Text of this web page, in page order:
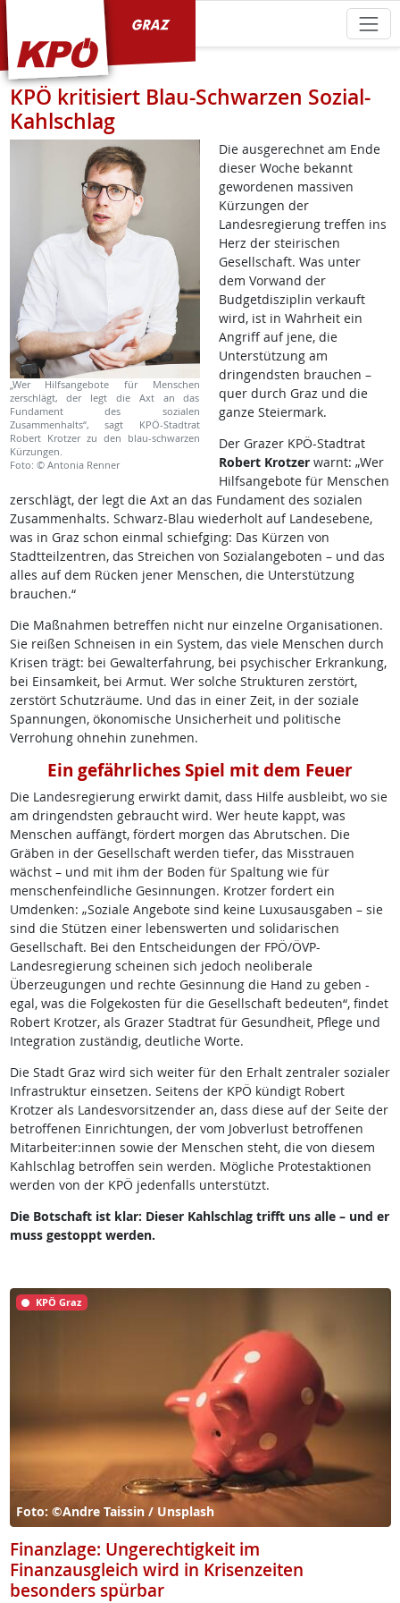
KPÖ kritisiert Blau-Schwarzen Sozial-
Kahlschlag
„Wer Hilfsangebote für Menschen
zerschlägt, der legt die Axt an das
Fundament des sozialen
Zusammenhalts“, sagt KPÖ-Stadtrat
Robert Krotzer zu den blau-schwarzen
Kürzungen.
Foto: © Antonia Renner
Die ausgerechnet am Ende
dieser Woche bekannt
gewordenen massiven
Kürzungen der
Landesregierung treffen ins
Herz der steirischen
Gesellschaft. Was unter
dem Vorwand der
Budgetdisziplin verkauft
wird, ist in Wahrheit ein
Angriff auf jene, die
Unterstützung am
dringendsten brauchen –
quer durch Graz und die
ganze Steiermark.
Der Grazer KPÖ-Stadtrat
Robert Krotzer warnt: „Wer
Hilfsangebote für Menschen
zerschlägt, der legt die Axt an das Fundament des sozialen
Zusammenhalts. Schwarz-Blau wiederholt auf Landesebene,
was in Graz schon einmal schiefging: Das Kürzen von
Stadtteilzentren, das Streichen von Sozialangeboten – und das
alles auf dem Rücken jener Menschen, die Unterstützung
brauchen.“
Die Maßnahmen betreffen nicht nur einzelne Organisationen.
Sie reißen Schneisen in ein System, das viele Menschen durch
Krisen trägt: bei Gewalterfahrung, bei psychischer Erkrankung,
bei Einsamkeit, bei Armut. Wer solche Strukturen zerstört,
zerstört Schutzräume. Und das in einer Zeit, in der soziale
Spannungen, ökonomische Unsicherheit und politische
Verrohung ohnehin zunehmen.
Ein gefährliches Spiel mit dem Feuer
Die Landesregierung erwirkt damit, dass Hilfe ausbleibt, wo sie
am dringendsten gebraucht wird. Wer heute kappt, was
Menschen auffängt, fördert morgen das Abrutschen. Die
Gräben in der Gesellschaft werden tiefer, das Misstrauen
wächst – und mit ihm der Boden für Spaltung wie für
menschenfeindliche Gesinnungen. Krotzer fordert ein
Umdenken: „Soziale Angebote sind keine Luxusausgaben – sie
sind die Stützen einer lebenswerten und solidarischen
Gesellschaft. Bei den Entscheidungen der FPÖ/ÖVP-
Landesregierung scheinen sich jedoch neoliberale
Überzeugungen und rechte Gesinnung die Hand zu geben -
egal, was die Folgekosten für die Gesellschaft bedeuten“, findet
Robert Krotzer, als Grazer Stadtrat für Gesundheit, Pflege und
Integration zuständig, deutliche Worte.
Die Stadt Graz wird sich weiter für den Erhalt zentraler sozialer
Infrastruktur einsetzen. Seitens der KPÖ kündigt Robert
Krotzer als Landesvorsitzender an, dass diese auf der Seite der
betroffenen Einrichtungen, der vom Jobverlust betroffenen
Mitarbeiter:innen sowie der Menschen steht, die von diesem
Kahlschlag betroffen sein werden. Mögliche Protestaktionen
werden von der KPÖ jedenfalls unterstützt.
Die Botschaft ist klar: Dieser Kahlschlag trifft uns alle – und er
muss gestoppt werden.
KPÖ Graz
Foto: ©Andre Taissin / Unsplash
Finanzlage: Ungerechtigkeit im
Finanzausgleich wird in Krisenzeiten
besonders spürbar